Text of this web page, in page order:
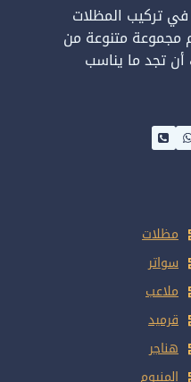
تركيب المظلات
مجموعة متنوعة من
أن تجد ما يناسب
مظلات
سواتر
ملاعب
قرميد
هناجر
المنيوم